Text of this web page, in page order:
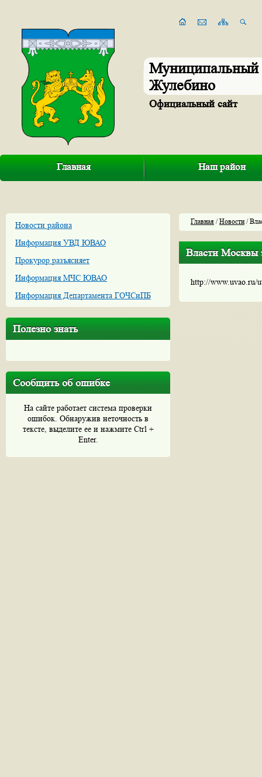
Муниципальный
Жулебино
Официальный сайт
Главная Наш район
Новости района
Информация УВД ЮВАО
Прокурор разъясняет
Информация МЧС ЮВАО
Информация Департамента ГОЧСиПБ
Полезно знать
Сообщить об ошибке
На сайте работает система проверки
ошибок. Обнаружив неточность в
тексте, выделите ее и нажмите Ctrl +
Enter.
Главная /Новости/
Власти Москвы
http://www.uvao.ru/